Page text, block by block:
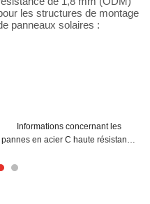
Informations concernant les
pannes en acier C haute résistance